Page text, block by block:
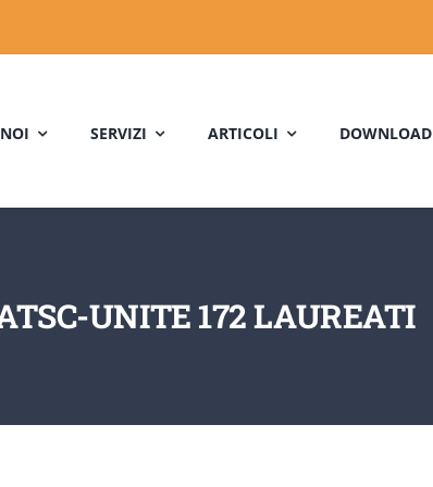
SERVIZI ARTICOLI DOWNLOAD
UNITE 172 LAUREATI